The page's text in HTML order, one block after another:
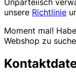
Unparteiisch
unsere Richtlinie
Moment mal!
Webshop zu